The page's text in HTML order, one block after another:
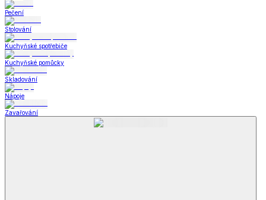
Pečení
Stolování
Kuchyňské spotřebiče
Kuchyňské pomůcky
Skladování
Nápoje
Zavařování